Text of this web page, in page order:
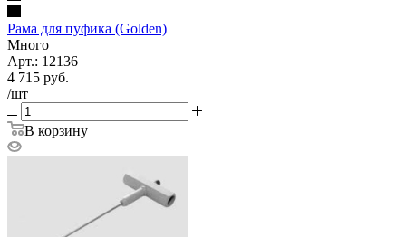
Рама для пуфика (Golden)
Много
Арт.: 12136
4 715 руб.
/шт
В корзину